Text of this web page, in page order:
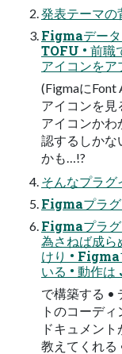
発表テーマの
Figmaデー
TOFU • 前
アイコンを
(FigmaにFont
アイコンを
アイコンか
認するしかな
かも…!?
そんなプラ
Figmaプラグ
Figmaプラグ
為さねば成ら
けり • Figma
いる • 動作
で構築する •
トのコーデ
ドキュメン
教えてくれる